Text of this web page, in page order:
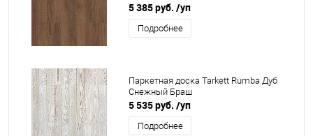
5 385 руб. /уп
Подробнее
Паркетная доска Tarkett Rumba Дуб
Снежный Браш
5 535 руб. /уп
Подробнее